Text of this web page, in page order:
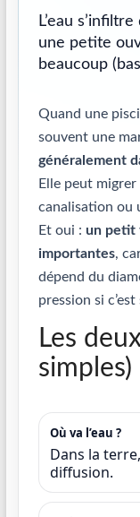
L’eau
une petite
beaucoup
Quand une
souvent une
généralement
Elle peut
canalisation ou
Et oui : un petit
importantes,
dépend du
pression si
Les
simples)
Où va l’eau ?
Dans la
diffusion.